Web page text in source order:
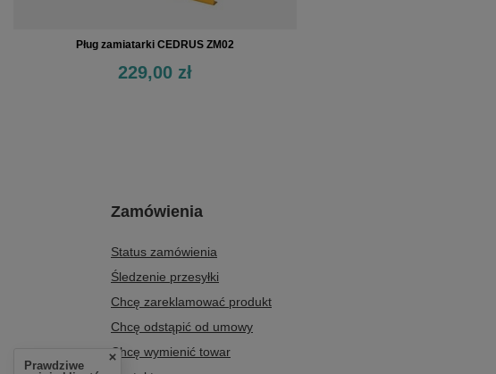
Pług zamiatarki CEDRUS ZM02
229,00 zł
Zamówienia
Status zamówienia
Śledzenie przesyłki
Chcę zareklamować produkt
Chcę odstąpić od umowy
Chcę wymienić towar
Prawdziwe